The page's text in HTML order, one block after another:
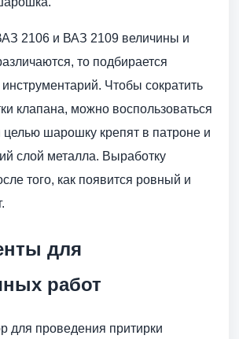
2106 и ВАЗ 2109 величины и
то подбирается
Чтобы сократить
клапана, можно воспользоваться
целью шарошку крепят в патроне и
слой металла. Выработку
того, как появится ровный и
для
работ
для проведения притирки